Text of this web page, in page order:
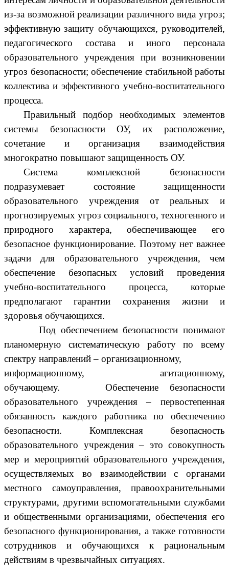
из-за возможной реализации различного вида угроз;
эффективную защиту обучающихся, руководителей,
педагогического состава и иного персонала
образовательного учреждения при возникновении
угроз безопасности; обеспечение стабильной работы
коллектива и эффективного учебно-воспитательного
процесса.
Правильный подбор необходимых элементов
системы безопасности ОУ, их расположение,
сочетание и организация взаимодействия
многократно повышают защищенность ОУ.
Система комплексной безопасности
подразумевает состояние защищенности
образовательного учреждения от реальных и
прогнозируемых угроз социального, техногенного и
природного характера, обеспечивающее его
безопасное функционирование. Поэтому нет важнее
задачи для образовательного учреждения, чем
обеспечение безопасных условий проведения
учебно-воспитательного процесса, которые
предполагают гарантии сохранения жизни и
здоровья обучающихся.
Под обеспечением безопасности понимают
планомерную систематическую работу по всему
спектру направлений – организационному,
информационному, агитационному,
обучающему. Обеспечение безопасности
образовательного учреждения – первостепенная
обязанность каждого работника по обеспечению
безопасности. Комплексная безопасность
образовательного учреждения – это совокупность
мер и мероприятий образовательного учреждения,
осуществляемых во взаимодействии с органами
местного самоуправления, правоохранительными
структурами, другими вспомогательными службами
и общественными организациями, обеспечения его
безопасного функционирования, а также готовности
сотрудников и обучающихся к рациональным
действиям в чрезвычайных ситуациях.